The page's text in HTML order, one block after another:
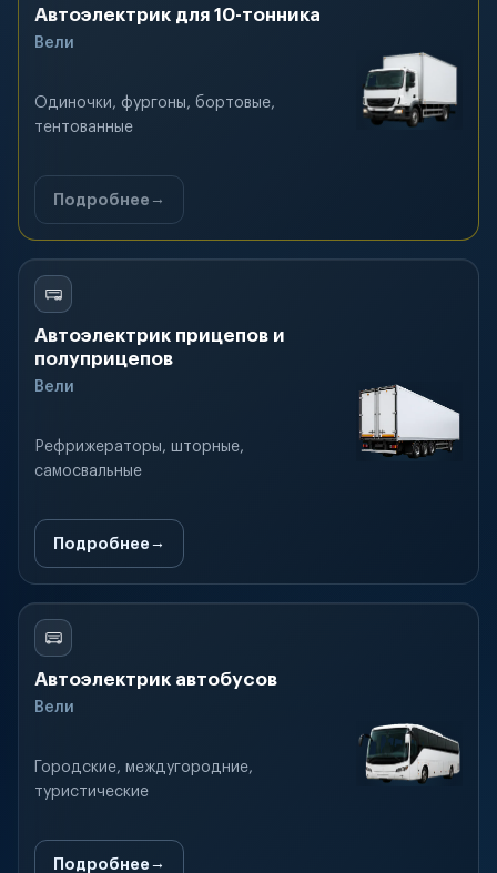
Автоэлектрик для 10-тонника
Вели
Одиночки, фургоны, бортовые,
тентованные
Подробнее
Автоэлектрик прицепов и
полуприцепов
Вели
Рефрижераторы, шторные,
самосвальные
Подробнее
Автоэлектрик автобусов
Вели
Городские, междугородние,
туристические
Подробнее